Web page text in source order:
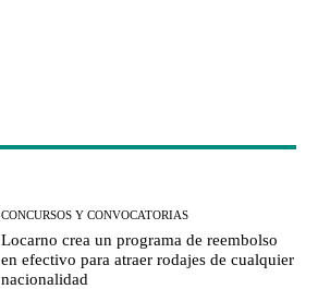
CONCURSOS Y CONVOCATORIAS
Locarno crea un programa de reembolso
en efectivo para atraer rodajes de cualquier
nacionalidad